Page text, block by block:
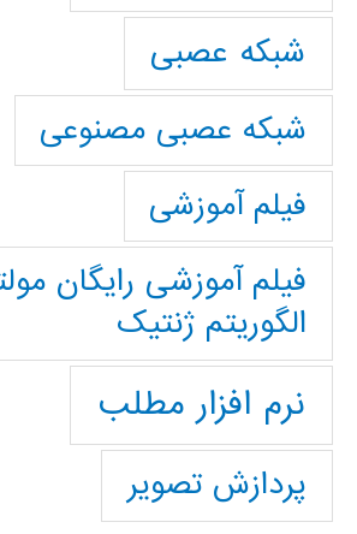
شبکه عصبی
شبکه عصبی مصنوعی
فیلم آموزشی
فیلم آموزشی رایگان
الگوریتم ژنتیک
نرم افزار مطلب
پردازش تصویر